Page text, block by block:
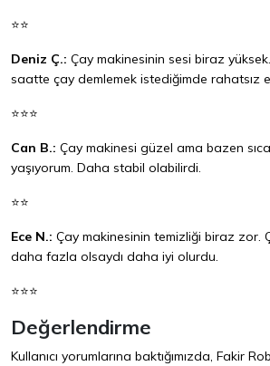
⭐⭐
Deniz Ç.: Çay makinesinin sesi biraz
saatte çay demlemek istediğimde rahatsız
⭐⭐⭐
Can B.: Çay makinesi güzel ama bazen
yaşıyorum. Daha stabil olabilirdi.
⭐⭐
Ece N.: Çay makinesinin temizliği biraz zor.
daha fazla olsaydı daha iyi olurdu.
⭐⭐⭐
Değerlendirme
Kullanıcı yorumlarına baktığımızda, Fakir